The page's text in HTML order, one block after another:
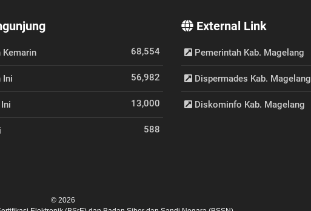
Kemarin 68,554
Ini 56,982
13,000
588
External Link
Pemerintah Kab. Magelang
Dispermades Kab. Magelang
Diskominfo Kab. Magelang
© 2026